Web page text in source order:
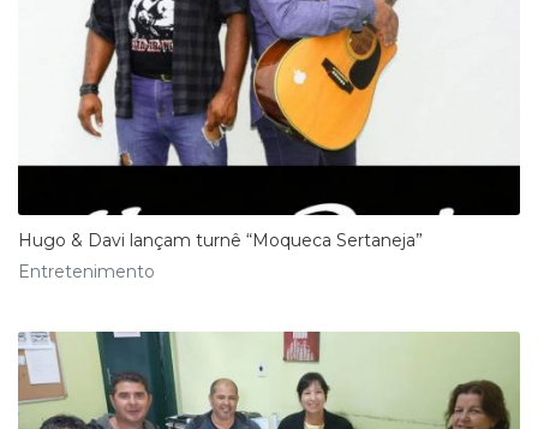
Hugo & Davi lançam turnê “Moqueca Sertaneja”
Entretenimento